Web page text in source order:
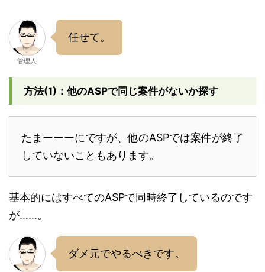
管理人
任せて。
方法(1)：他のASPで同じ案件がないか探す
たまーーーにですが、他のASPでは案件が終了
していないこともあります。
基本的にはすべてのASPで同時終了しているのです
が……。
ダメ元でやるべきです。